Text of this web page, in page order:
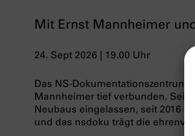
Mit Ernst Mannheimer
24. Sept 2026 | 19.00 Uhr
Das NS-Dokumentationszentrum
Mannheimer tief verbunden. Sein
Neubaus eingelassen, seit 2016
und das nsdoku trägt die